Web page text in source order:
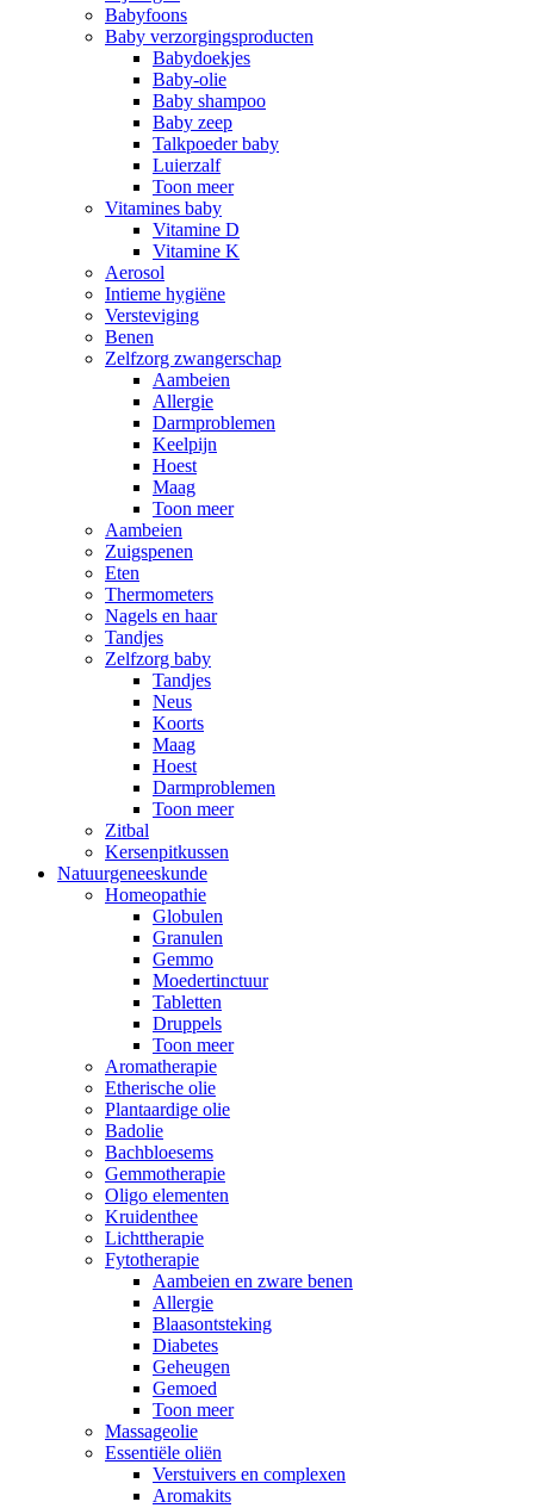
Babyfoons
Baby verzorgingsproducten
Babydoekjes
Baby-olie
Baby shampoo
Baby zeep
Talkpoeder baby
Luierzalf
Toon meer
Vitamines baby
Vitamine D
Vitamine K
Aerosol
Intieme hygiëne
Versteviging
Benen
Zelfzorg zwangerschap
Aambeien
Allergie
Darmproblemen
Keelpijn
Hoest
Maag
Toon meer
Aambeien
Zuigspenen
Eten
Thermometers
Nagels en haar
Tandjes
Zelfzorg baby
Tandjes
Neus
Koorts
Maag
Hoest
Darmproblemen
Toon meer
Zitbal
Kersenpitkussen
Natuurgeneeskunde
Homeopathie
Globulen
Granulen
Gemmo
Moedertinctuur
Tabletten
Druppels
Toon meer
Aromatherapie
Etherische olie
Plantaardige olie
Badolie
Bachbloesems
Gemmotherapie
Oligo elementen
Kruidenthee
Lichttherapie
Fytotherapie
Aambeien en zware benen
Allergie
Blaasontsteking
Diabetes
Geheugen
Gemoed
Toon meer
Massageolie
Essentiële oliën
Verstuivers en complexen
Aromakits